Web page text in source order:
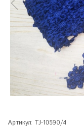
Артикул: TJ-10590/4